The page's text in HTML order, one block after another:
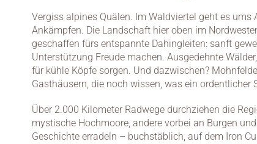
Vergiss alpines Quälen. Im Waldviertel geht es ums
Ankämpfen. Die Landschaft hier oben im
geschaffen fürs entspannte Dahingleiten: sanft
Unterstützung Freude machen. Ausgedehnte
für kühle Köpfe sorgen. Und dazwischen?
Gasthäusern, die noch wissen, was ein ordentlicher
Über 2.000 Kilometer Radwege durchziehen die
mystische Hochmoore, andere vorbei an Burgen
Geschichte erradeln – buchstäblich, auf dem Iron